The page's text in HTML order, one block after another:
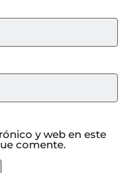
y web en este
comente.